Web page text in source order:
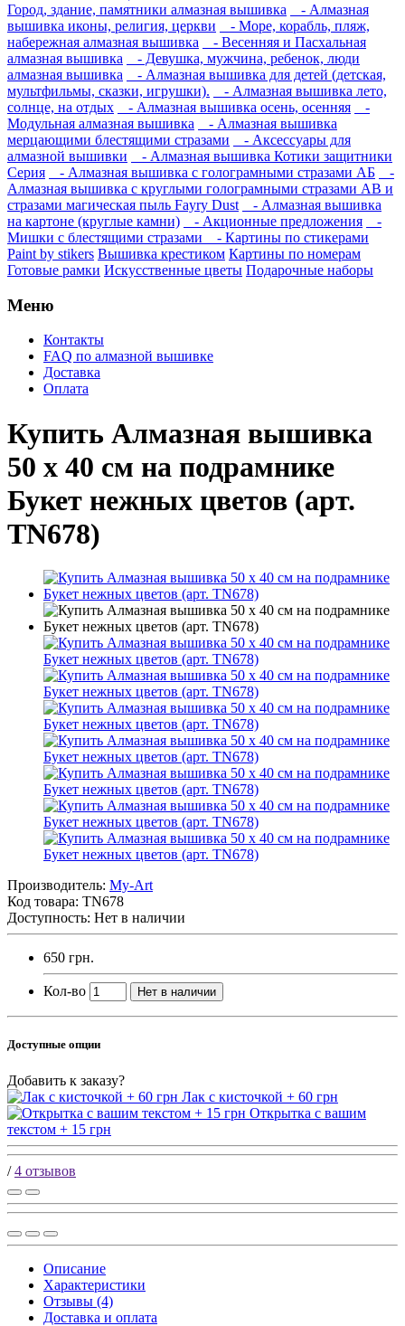
Город, здание, памятники алмазная вышивка
- Алмазная
вышивка иконы, религия, церкви
- Море, корабль, пляж,
набережная алмазная вышивка
- Весенняя и Пасхальная
алмазная вышивка
- Девушка, мужчина, ребенок, люди
алмазная вышивка
- Алмазная вышивка для детей (детская,
мультфильмы, сказки, игрушки).
- Алмазная вышивка лето,
солнце, на отдых
- Алмазная вышивка осень, осенняя
-
Модульная алмазная вышивка
- Алмазная вышивка
мерцающими блестящими стразами
- Аксессуары для
алмазной вышивки
- Алмазная вышивка Котики защитники
Серия
- Алмазная вышивка с голограмными стразами АБ
-
Алмазная вышивка с круглыми голограмными стразами AB и
стразами магическая пыль Fayry Dust
- Алмазная вышивка
на картоне (круглые камни)
- Акционные предложения
-
Мишки с блестящими стразами
- Картины по стикерами
Paint by stikers Вышивка крестиком Картины по номерам
Готовые рамки Искусственные цветы Подарочные наборы
Меню
Контакты
FAQ по алмазной вышивке
Доставка
Оплата
Купить Алмазная вышивка
50 х 40 см на подрамнике
Букет нежных цветов (арт.
TN678)
Производитель: My-Art
Код товара: TN678
Доступность: Нет в наличии
650 грн.
Кол-во Нет в наличии
Доступные опции
Добавить к заказу?
Лак с кисточкой + 60 грн
Открытка с вашим
текстом + 15 грн
/4 отзывов
Описание
Характеристики
Отзывы (4)
Доставка и оплата